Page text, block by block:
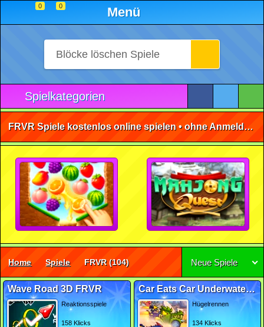
0 0 Menü
Spielkategorien
FRVR Spiele kostenlos online spielen • ohne Anmeldung 🕹️
Home Spiele FRVR(104) Neue Spiele
Wave Road 3D FRVR
Reaktionsspiele
158 Klicks
Car Eats Car Underwater Adventure FRVR
Hügelrennen
134 Klicks